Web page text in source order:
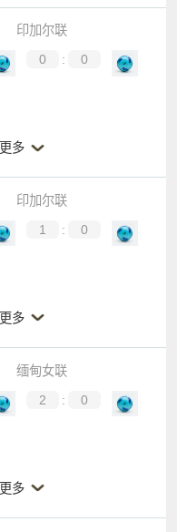
印加尔联
0 :
0
更多
印加尔联
1 :
0
更多
缅甸女联
2 :
0
更多